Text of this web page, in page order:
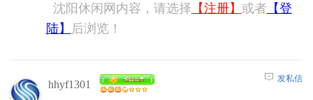
沈阳休闲网内容，请选择 【注册】 或者 【登
陆】
后浏览！
hhyf1301 发私信